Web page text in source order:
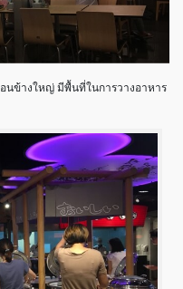
นข้างใหญ่ มีพื้นที่ในการวางอาหาร